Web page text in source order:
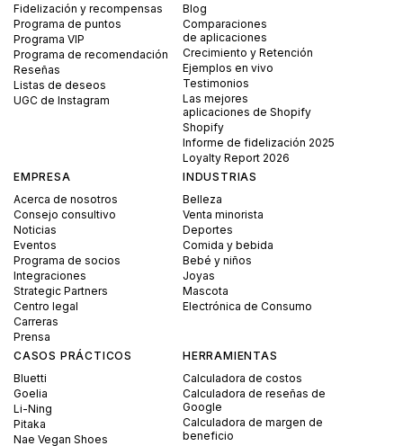
Fidelización y recompensas
Programa de puntos
Programa VIP
Programa de recomendación
Reseñas
Listas de deseos
UGC de Instagram
Blog
Comparaciones
de aplicaciones
Crecimiento y Retención
Ejemplos en vivo
Testimonios
Las mejores
aplicaciones de Shopify
Shopify
Informe de fidelización 2025
Loyalty Report 2026
EMPRESA
Acerca de nosotros
Consejo consultivo
Noticias
Eventos
Programa de socios
Integraciones
Strategic Partners
Centro legal
Carreras
Prensa
INDUSTRIAS
Belleza
Venta minorista
Deportes
Comida y bebida
Bebé y niños
Joyas
Mascota
Electrónica de Consumo
CASOS PRÁCTICOS
Bluetti
Goelia
Li-Ning
Pitaka
Nae Vegan Shoes
HERRAMIENTAS
Calculadora de costos
Calculadora de reseñas de
Google
Calculadora de margen de
beneficio